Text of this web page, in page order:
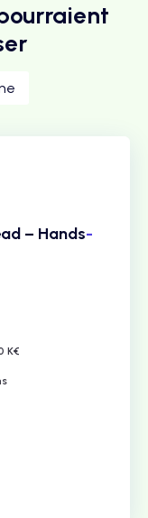
– Hands-
K€